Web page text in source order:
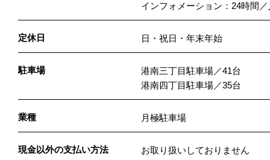
インフォメーション：24時間
定休日 日・祝日・年末年始
駐車場
港南三丁目駐車場／41台
港南四丁目駐車場／35台
業種 月極駐車場
現金以外の支払い方法 お取り扱いしておりません